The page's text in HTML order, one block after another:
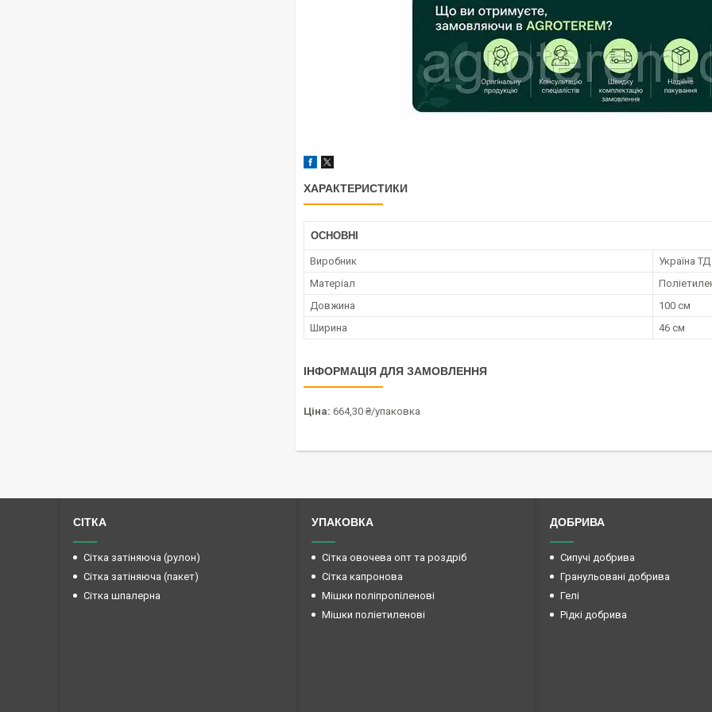
ХАРАКТЕРИСТИКИ
ОСНОВНІ
Виробник
Україна ТД
Матеріал
Довжина
100 см
Ширина
46 см
ІНФОРМАЦІЯ ДЛЯ ЗАМОВЛЕННЯ
Ціна: 664,30 ₴/упаковка
СІТКА
Сітка затіняюча (рулон)
Сітка затіняюча (пакет)
Сітка шпалерна
УПАКОВКА
Сітка овочева опт та роздріб
Сітка капронова
Мішки поліпропіленові
Мішки поліетиленові
ДОБРИВА
Сипучі добрива
Гранульовані добрива
Гелі
Рідкі добрива